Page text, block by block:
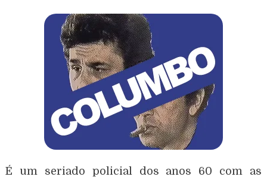
É um seriado policial dos anos 60 com as